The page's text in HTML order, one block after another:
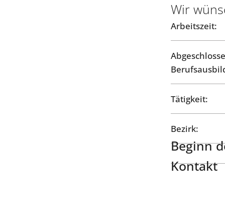
Wir
Arbeitszeit:
Tätigkeit:
Bezirk:
Beginn
Kontakt